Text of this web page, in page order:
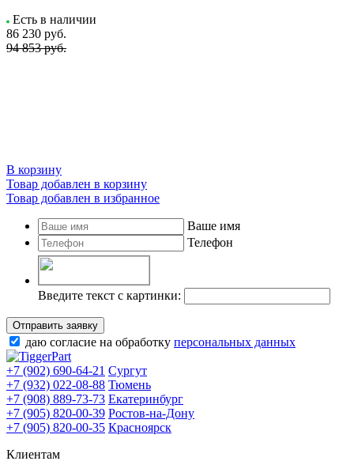
Есть в наличии
86 230 руб.
94 853 руб.
В корзину
Товар добавлен в корзину
Товар добавлен в избранное
Ваше имя
Телефон
Введите текст с картинки:
Отправить заявку
даю согласие на обработку персональных данных
+7 (902) 690-64-21 Сургут
+7 (932) 022-08-88 Тюмень
+7 (908) 889-73-73 Екатеринбург
+7 (905) 820-00-39 Ростов-на-Дону
+7 (905) 820-00-35 Красноярск
Клиентам